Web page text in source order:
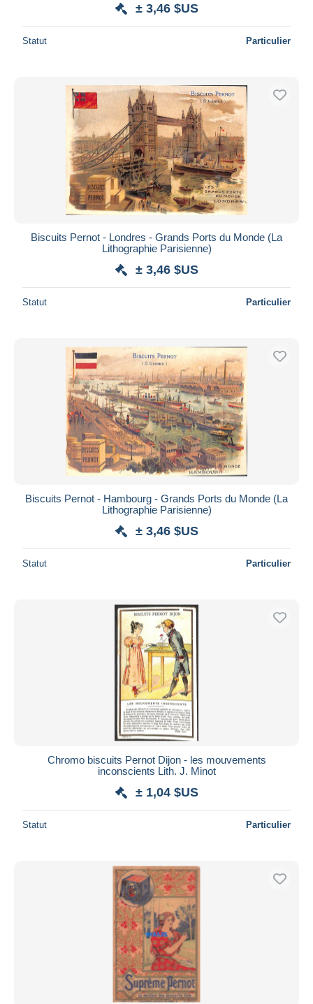
± 3,46 $US
Statut Particulier
Biscuits Pernot - Londres - Grands Ports du Monde (La
Lithographie Parisienne)
± 3,46 $US
Statut Particulier
Biscuits Pernot - Hambourg - Grands Ports du Monde (La
Lithographie Parisienne)
± 3,46 $US
Statut Particulier
Chromo biscuits Pernot Dijon - les mouvements
inconscients Lith. J. Minot
± 1,04 $US
Statut Particulier